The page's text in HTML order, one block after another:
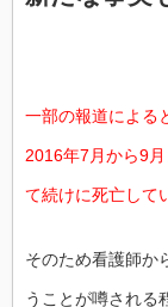
一部の報道による
2016年7月から9
て続けに死亡して
そのため看護師か
うことが噂される